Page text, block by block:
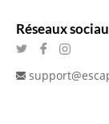
Réseaux